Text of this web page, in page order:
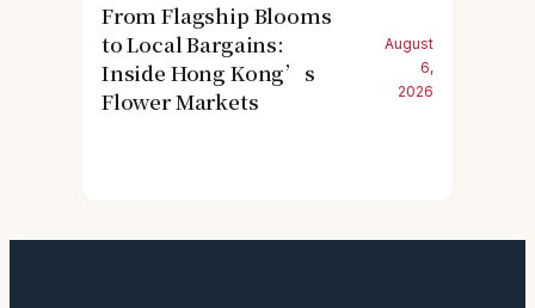
From Flagship Blooms
to Local Bargains:
Inside Hong Kong’s
Flower Markets
August
6,
2026